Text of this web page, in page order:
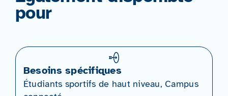
pour
Besoins spécifiques
Étudiants sportifs de haut niveau, Campus